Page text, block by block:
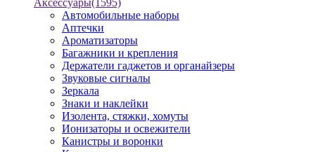
Аксессуары(1595)
Автомобильные наборы
Аптечки
Ароматизаторы
Багажники и крепления
Держатели гаджетов и органайзеры
Звуковые сигналы
Зеркала
Знаки и наклейки
Изолента, стяжки, хомуты
Ионизаторы и освежители
Канистры и воронки